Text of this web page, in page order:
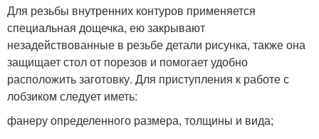
Для резьбы внутренних контуров применяется
специальная дощечка, ею закрывают
незадействованные в резьбе детали рисунка, также она
защищает стол от порезов и помогает удобно
расположить заготовку. Для приступления к работе с
лобзиком следует иметь:
фанеру определенного размера, толщины и вида;